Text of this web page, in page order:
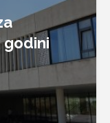
godini